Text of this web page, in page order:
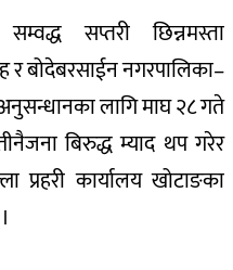
सप्तरी छिन्नमस्ता
र बोदेबरसाईन नगरपालिका–
लागि माघ २८ गते
बिरुद्ध म्याद थप गरेर
कार्यालय खोटाङका